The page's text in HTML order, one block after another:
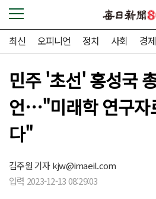
최신 오피니언 정치 사회 경제
민주 '초선' 홍성국
언…"미래학 연구자
다"
김주원 기자kjw@imaeil.com
입력 2023-12-13 08:29:03